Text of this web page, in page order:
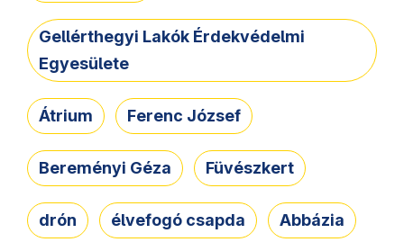
Gellérthegyi Lakók Érdekvédelmi
Egyesülete
Átrium Ferenc József
Bereményi Géza Füvészkert
drón élvefogó csapda Abbázia